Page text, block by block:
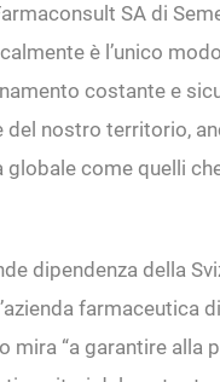
SA di
è l’unico
costante e
del nostro territorio,
globale come quelli
dipendenza della
farmaceutica
mira “a garantire alla